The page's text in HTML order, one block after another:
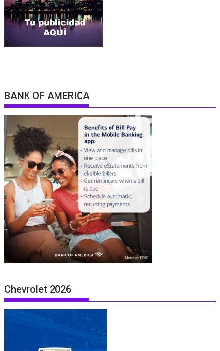
BANK OF AMERICA
Chevrolet 2026